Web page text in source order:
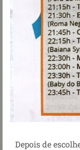
Depois de